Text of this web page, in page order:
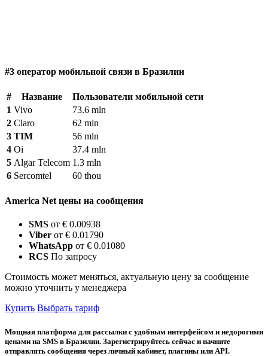
#3 оператор мобильной связи в Бразилии
# Название
Пользователи мобильной сети
1 Vivo
73.6 mln
2 Claro
62 mln
3 TIM
56 mln
4 Oi
37.4 mln
5 Algar Telecom 1.3 mln
6 Sercomtel 60 thou
America Net цены на сообщения
SMS от € 0.00938
Viber от € 0.01790
WhatsApp от € 0.01080
RCS По запросу
Стоимость может меняться, актуальную цену за сообщение
можно уточнить у менеджера
Купить Выбрать тариф
Мощная платформа для рассылки с удобным интерфейсом и недорогими
ценами на SMS в Бразилии. Зарегистрируйтесь сейчас и начните
отправлять сообщения через личный кабинет, плагины или API.